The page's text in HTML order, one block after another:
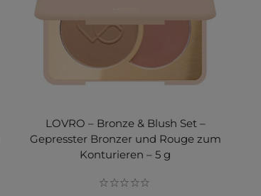
LOVRO – Bronze & Blush Set –
Gepresster Bronzer und Rouge zum
Konturieren – 5 g